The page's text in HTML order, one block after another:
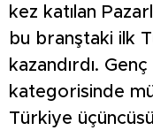
kez katılan
bu branştaki ilk
kazandırdı.
kategorisinde
Türkiye